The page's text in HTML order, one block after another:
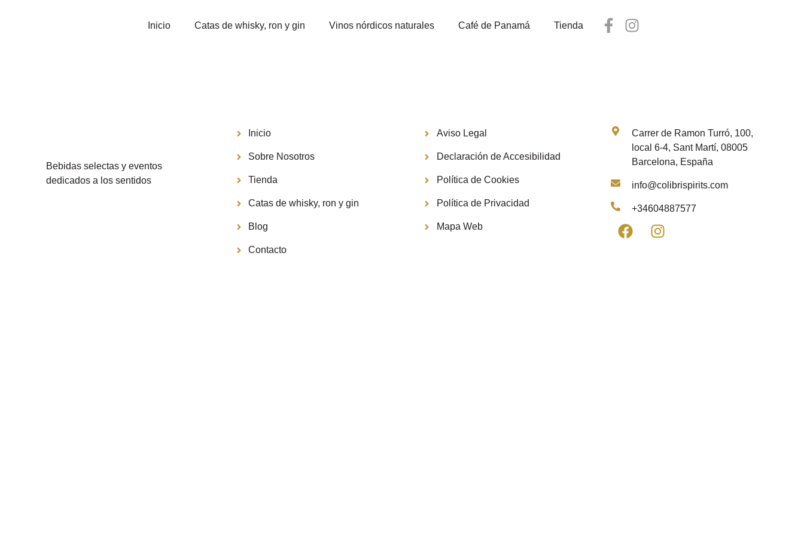
Inicio Catas de whisky, ron y gin Vinos nórdicos naturales Café de Panamá Tienda
Bebidas selectas y eventos
dedicados a los sentidos
Inicio
Sobre Nosotros
Tienda
Catas de whisky, ron y gin
Blog
Contacto
Aviso Legal
Declaración de Accesibilidad
Política de Cookies
Política de Privacidad
Mapa Web
Carrer de Ramon Turró, 100,
local 6-4, Sant Martí, 08005
Barcelona, España
info@colibrispirits.com
+34604887577